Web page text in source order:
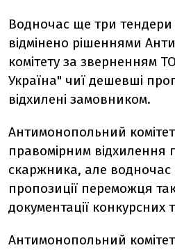
Водночас ще три тендери
відмінено рішеннями
комітету за зверненням
Україна" чиї дешевші
відхилені замовником.
Антимонопольний
правомірним відхилення
скаржника, але
пропозиції переможця
документації конкурсних
Антимонопольний комітет